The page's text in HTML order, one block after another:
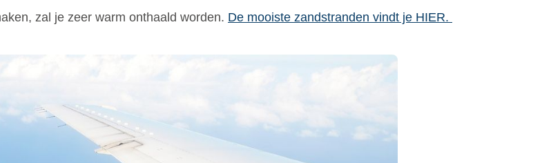
zal je zeer warm onthaald worden. De mooiste zandstranden vindt je HIER.